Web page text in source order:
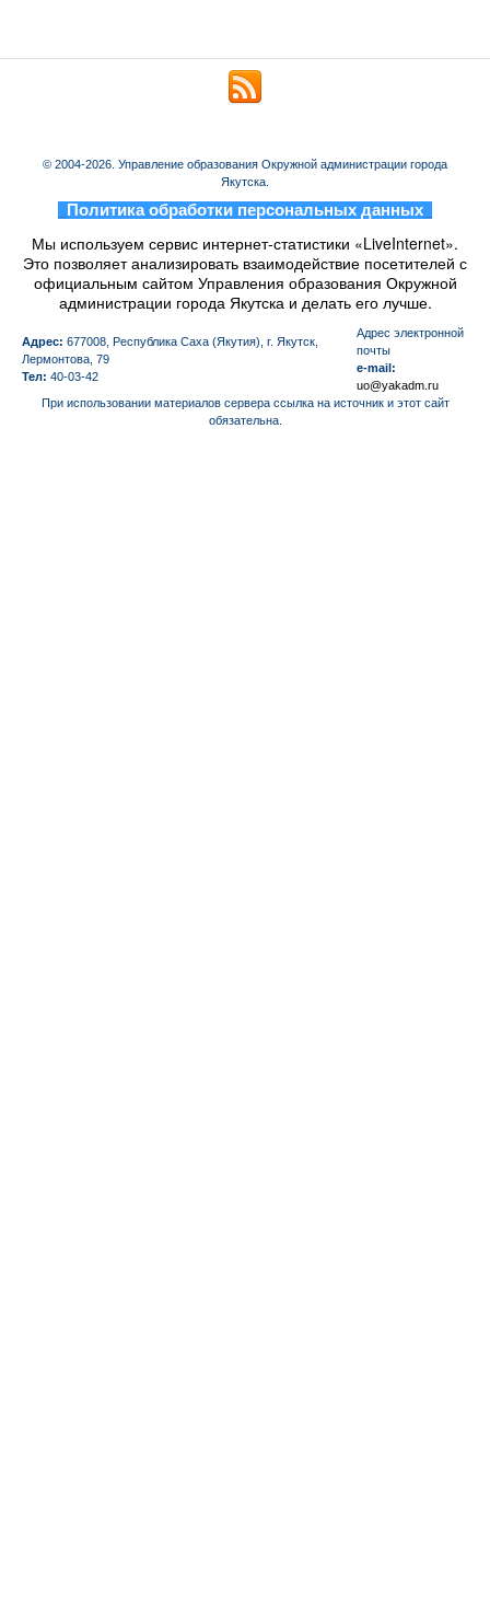
© 2004-2026. Управление образования Окружной администрации города
Якутска.
Политика обработки персональных данных
Мы используем сервис интернет-статистики «LiveInternet».
Это позволяет анализировать взаимодействие посетителей с
официальным сайтом Управления образования Окружной
администрации города Якутска и делать его лучше.
Адрес: 677008, Республика Саха (Якутия), г. Якутск,
Лермонтова, 79
Тел: 40-03-42
Aдрес электронной
почты
e-mail:
uo@yakadm.ru
При использовании материалов сервера ссылка на источник и этот сайт
обязательна.